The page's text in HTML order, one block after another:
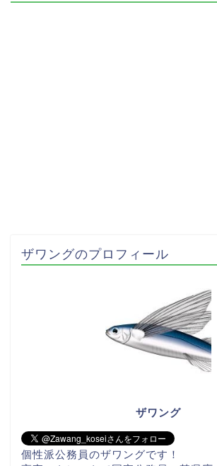
ザワングのプロフィール
ザワング
個性派公務員のザワングです！